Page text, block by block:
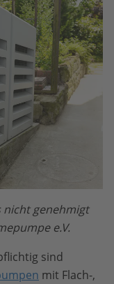
nicht genehmigt
e.V.
sind
mit Flach-,